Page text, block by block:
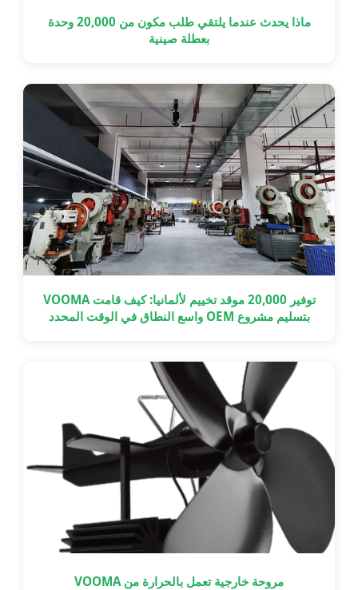
ماذا يحدث عندما يلتقي طلب مكون من 20,000 وحدة
بعطلة صينية
توفير 20,000 موقد تخييم لألمانيا: كيف قامت VOOMA
بتسليم مشروع OEM واسع النطاق في الوقت المحدد
مروحة خارجية تعمل بالحرارة من VOOMA